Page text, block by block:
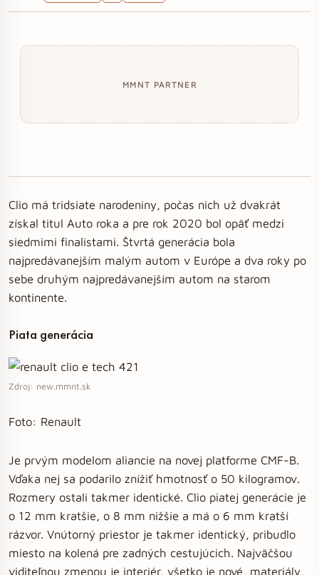
MMNT PARTNER
Clio má tridsiate narodeniny, počas nich už dvakrát
získal titul Auto roka a pre rok 2020 bol opäť medzi
siedmimi finalistami. Štvrtá generácia bola
najpredávanejším malým autom v Európe a dva roky po
sebe druhým najpredávanejším autom na starom
kontinente.
Piata generácia
Zdroj: new.mmnt.sk
Foto: Renault
Je prvým modelom aliancie na novej platforme CMF-B.
Vďaka nej sa podarilo znížiť hmotnosť o 50 kilogramov.
Rozmery ostali takmer identické. Clio piatej generácie je
o 12 mm kratšie, o 8 mm nižšie a má o 6 mm kratší
rázvor. Vnútorný priestor je takmer identický, pribudlo
miesto na kolená pre zadných cestujúcich. Najväčšou
viditeľnou zmenou je interiér, všetko je nové, materiály,